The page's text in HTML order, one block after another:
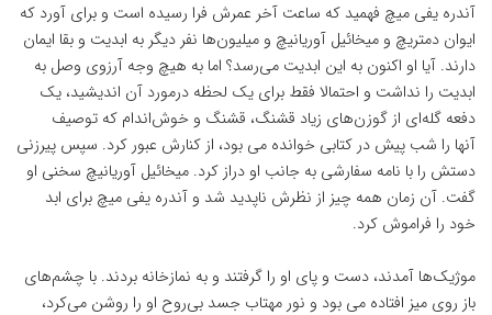
آندره یفی میچ فهمید که ساعت آخر عمرش فرا رسیده است و برای آورد که
ایوان دمتریچ و میخائیل آوریانیچ و میلیون‌ها نفر دیگر به ابدیت و بقا ایمان
دارند. آیا او اکنون به این ابدیت می‌رسد؟ اما به هیچ وجه آرزوی وصل به
ابدیت را نداشت و احتمالا فقط برای یک لحظه درمورد آن اندیشید، یک
دفعه گله‌ای از گوزن‌های زیاد قشنگ، قشنگ و خوش‌اندام که توصیف
آنها را شب پیش در کتابی خوانده می بود، از کنارش عبور کرد. سپس پیرزنی
دستش را با نامه سفارشی به جانب او دراز کرد. میخائیل آوریانیچ سخنی او
گفت. آن زمان همه چیز از نظرش ناپدید شد و آندره یفی میچ برای ابد
خود را فراموش کرد.
موژیک‌ها آمدند، دست و پای او را گرفتند و به نمازخانه بردند. با چشم‌های
باز روی میز افتاده می بود و نور مهتاب جسد بی‌روح او را روشن می‌کرد،